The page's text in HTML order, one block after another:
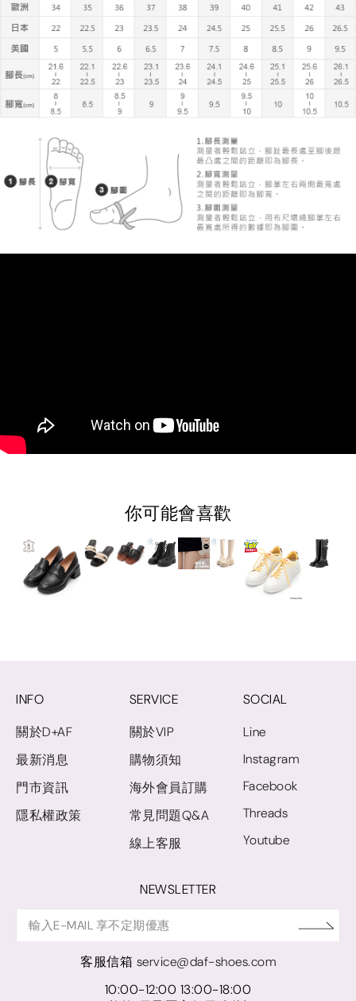
你可能會喜歡
INFO
關於D+AF
最新消息
門市資訊
隱私權政策
SERVICE
關於VIP
購物須知
海外會員訂購
常見問題Q&A
線上客服
SOCIAL
Line
Instagram
Facebook
Threads
Youtube
NEWSLETTER
客服信箱 service@daf-shoes.com
10:00-12:00 13:00-18:00